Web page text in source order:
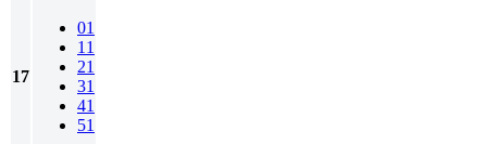
17
01
11
21
31
41
51